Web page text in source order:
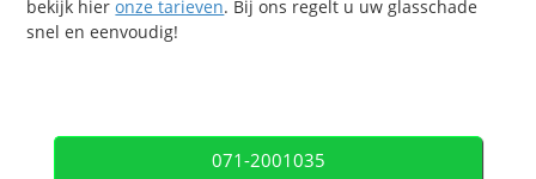
bekijk hieronze tarieven. Bij ons regelt u uw glasschade
snel en eenvoudig!
071-2001035